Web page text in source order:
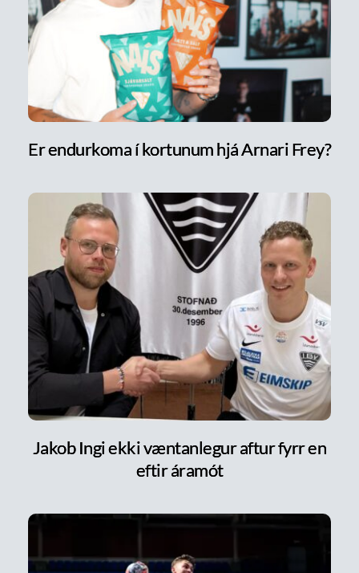
Er endurkoma í kortunum hjá Arnari Frey?
Jakob Ingi ekki væntanlegur aftur fyrr en
eftir áramót